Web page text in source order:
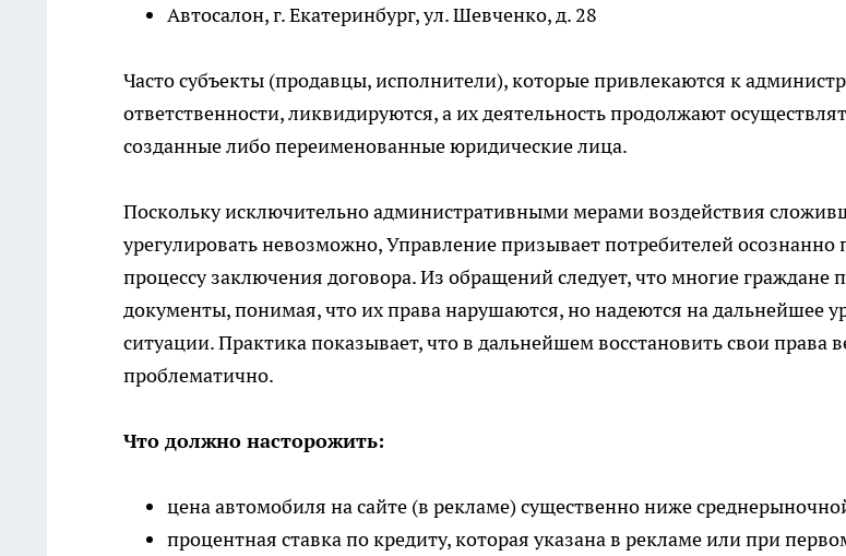
Автосалон, г. Екатеринбург, ул. Шевченко, д. 28
Часто субъекты (продавцы, исполнители), которые привлекаются к
ответственности, ликвидируются, а их деятельность продолжают
созданные либо переименованные юридические лица.
Поскольку исключительно административными мерами воздействия
урегулировать невозможно, Управление призывает потребителей осознанно
процессу заключения договора. Из обращений следует, что многие граждане
документы, понимая, что их права нарушаются, но надеются на дальнейшее
ситуации. Практика показывает, что в дальнейшем восстановить свои права
проблематично.
Что должно насторожить:
цена автомобиля на сайте (в рекламе) существенно ниже
процентная ставка по кредиту, которая указана в рекламе или при